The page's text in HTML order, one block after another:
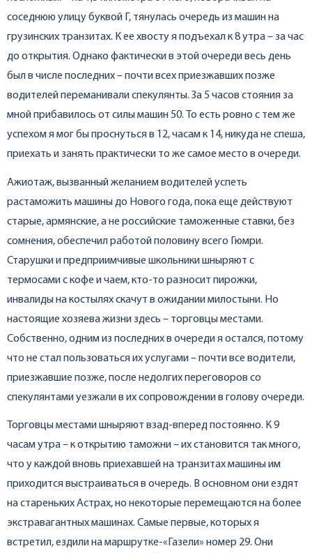
соседнюю улицу буквой Г, тянулась очередь из машин на
грузинских транзитах. К ее хвосту я подъехал к 8 утра – за час
до открытия. Однако фактически в этой очереди весь день
был в числе последних – почти всех приезжавших позже
водителей переманивали спекулянты. За 5 часов стояния за
мной прибавилось от силы машин 50. То есть ровно с тем же
успехом я мог бы проснуться в 12, часам к 14, никуда не спеша,
приехать и занять практически то же самое место в очереди.
Ажиотаж, вызванный желанием водителей успеть
растаможить машины до Нового года, пока еще действуют
старые, армянские, а не российские таможенные ставки, без
сомнения, обеспечил работой половину всего Гюмри.
Старушки и предприимчивые школьники шныряют с
термосами с кофе и чаем, кто-то разносит пирожки,
инвалиды на костылях скачут в ожидании милостыни. Но
настоящие хозяева жизни здесь – торговцы местами.
Собственно, одним из последних в очереди я остался, потому
что не стал пользоваться их услугами – почти все водители,
приезжавшие позже, после недолгих переговоров со
спекулянтами уезжали в их сопровождении в голову очереди.
Торговцы местами шныряют взад-вперед постоянно. К 9
часам утра – к открытию таможни – их становится так много,
что у каждой вновь приехавшей на транзитах машины им
приходится выстраиваться в очередь. В основном они ездят
на стареньких Астрах, но некоторые перемещаются на более
экстравагантных машинах. Самые первые, которых я
встретил, ездили на маршрутке-«Газели» номер 29. Они